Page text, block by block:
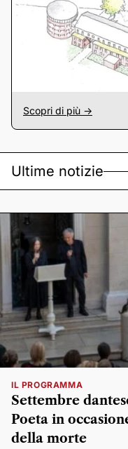
Scopri di più ->
Ultime notizie
IL PROGRAMMA
Settembre
Poeta in
della morte